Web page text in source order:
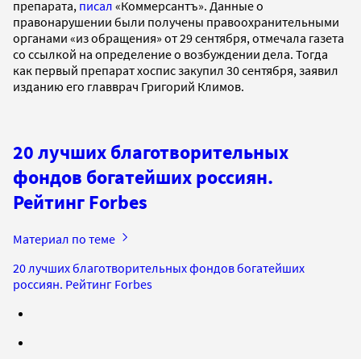
препарата, писал «Коммерсантъ». Данные о
правонарушении были получены правоохранительными
органами «из обращения» от 29 сентября, отмечала газета
со ссылкой на определение о возбуждении дела. Тогда
как первый препарат хоспис закупил 30 сентября, заявил
изданию его главврач Григорий Климов.
20 лучших благотворительных
фондов богатейших россиян.
Рейтинг Forbes
Материал по теме
20 лучших благотворительных фондов богатейших
россиян. Рейтинг Forbes